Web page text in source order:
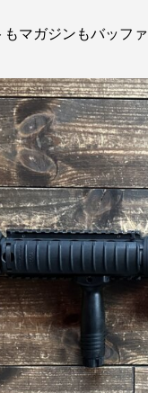
マガジンもバッフ